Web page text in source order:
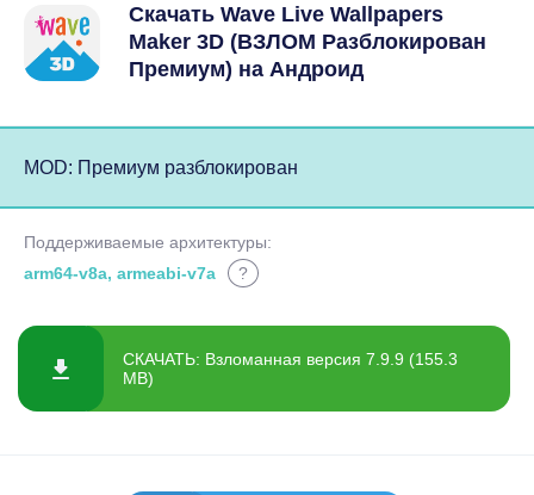
Скачать Wave Live Wallpapers
Maker 3D (ВЗЛОМ Разблокирован
Премиум) на Андроид
MOD: Премиум разблокирован
Поддерживаемые архитектуры:
arm64-v8a, armeabi-v7a
?
СКАЧАТЬ: Взломанная версия 7.9.9 (155.3
MB)